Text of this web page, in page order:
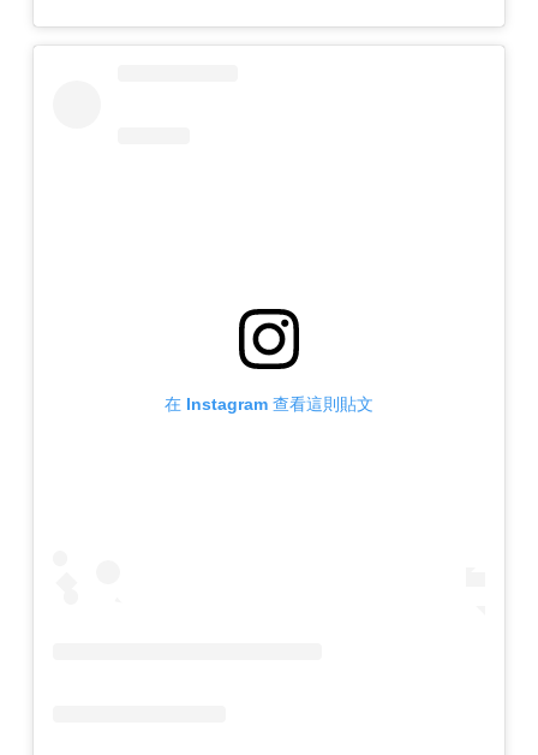
在 Instagram 查看這則貼文